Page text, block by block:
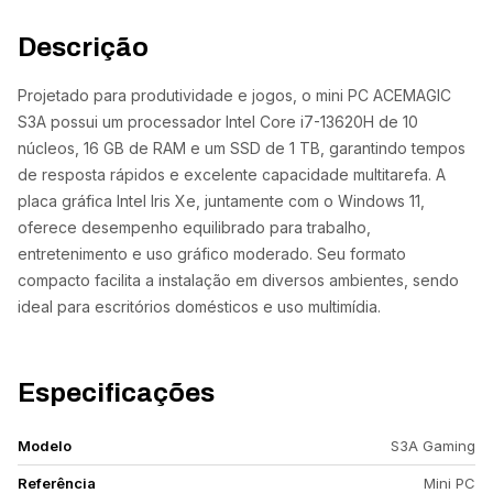
Descrição
Projetado para produtividade e jogos, o mini PC ACEMAGIC
S3A possui um processador Intel Core i7-13620H de 10
núcleos, 16 GB de RAM e um SSD de 1 TB, garantindo tempos
de resposta rápidos e excelente capacidade multitarefa. A
placa gráfica Intel Iris Xe, juntamente com o Windows 11,
oferece desempenho equilibrado para trabalho,
entretenimento e uso gráfico moderado. Seu formato
compacto facilita a instalação em diversos ambientes, sendo
ideal para escritórios domésticos e uso multimídia.
Especificações
Modelo S3A Gaming
Referência Mini PC